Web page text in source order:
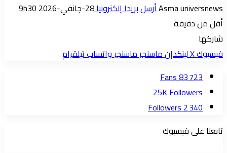
Asma universnewsأرسل بريدا إلكترونيا28-جانفي-2026 9h30
أقل من دقيقة
شاركها
فيسبوك‫Xلينكدإنماسنجرماسنجرواتسابتيلقرام
83 723
Fans
25KFollowers
2 340
Followers
تابعنا على فيسبوك